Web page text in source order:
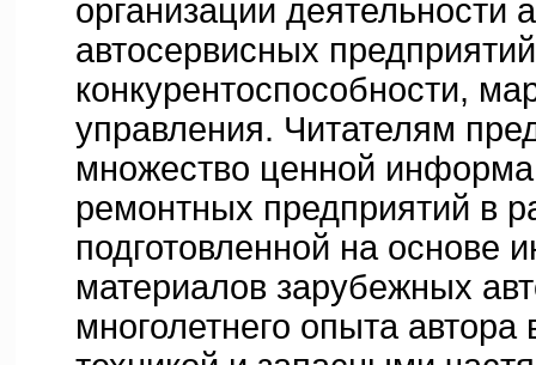
организации деятельности
автосервисных
конкурентоспособности,
управления. Читателям
множество ценной
ремонтных предприятий в
подготовленной на основе
материалов зарубежных
многолетнего опыта автора